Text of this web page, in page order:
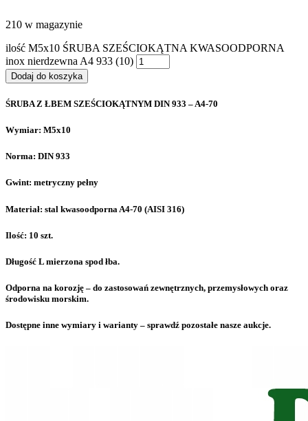
210 w magazynie
ilość M5x10 ŚRUBA SZEŚCIOKĄTNA KWASOODPORNA
inox nierdzewna A4 933 (10)
Dodaj do koszyka
ŚRUBA Z ŁBEM SZEŚCIOKĄTNYM DIN 933 – A4-70
Wymiar: M5x10
Norma: DIN 933
Gwint: metryczny pełny
Materiał: stal kwasoodporna A4-70 (AISI 316)
Ilość: 10 szt.
Długość L mierzona spod łba.
Odporna na korozję – do zastosowań zewnętrznych, przemysłowych oraz
środowisku morskim.
Dostępne inne wymiary i warianty – sprawdź pozostałe nasze aukcje.